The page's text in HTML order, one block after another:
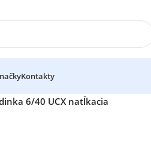
Kontakty
6/40 UCX natĺkacia